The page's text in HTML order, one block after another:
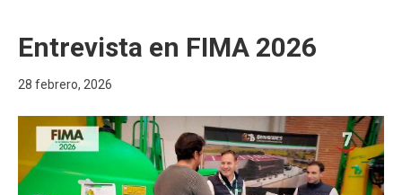
Entrevista en FIMA 2026
28 febrero, 2026